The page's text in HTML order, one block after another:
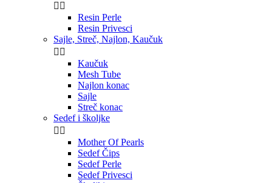
 
Resin Perle
Resin Privesci
Sajle, Streč, Najlon, Kaučuk
 
Kaučuk
Mesh Tube
Najlon konac
Sajle
Streč konac
Sedef i školjke
 
Mother Of Pearls
Sedef Čips
Sedef Perle
Sedef Privesci